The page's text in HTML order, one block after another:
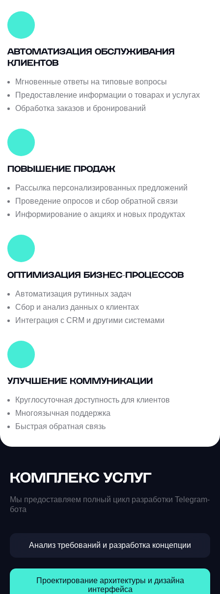
АВТОМАТИЗАЦИЯ ОБСЛУЖИВАНИЯ
КЛИЕНТОВ
Мгновенные ответы на типовые вопросы
Предоставление информации о товарах и услугах
Обработка заказов и бронирований
ПОВЫШЕНИЕ ПРОДАЖ
Рассылка персонализированных предложений
Проведение опросов и сбор обратной связи
Информирование о акциях и новых продуктах
ОПТИМИЗАЦИЯ БИЗНЕС-ПРОЦЕССОВ
Автоматизация рутинных задач
Сбор и анализ данных о клиентах
Интеграция с CRM и другими системами
УЛУЧШЕНИЕ КОММУНИКАЦИИ
Круглосуточная доступность для клиентов
Многоязычная поддержка
Быстрая обратная связь
КОМПЛЕКС УСЛУГ
Мы предоставляем полный цикл разработки Telegram-
бота
Анализ требований и разработка концепции
Проектирование архитектуры и дизайна
интерфейса